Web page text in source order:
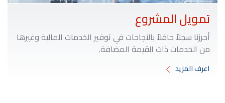
تمويل المشروع
أحرزنا سجلاً حافلاً بالنجاحات في توفير الخدمات المالية وغيرها
من الخدمات ذات القيمة المضافة.
اعرف المزيد